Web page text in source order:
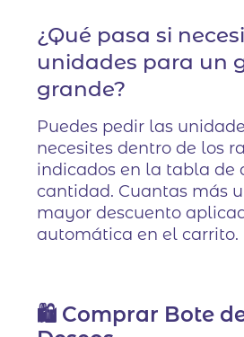
¿Qué pasa si
unidades para un
grande?
Puedes pedir las
necesites dentro de los
indicados en la tabla de
cantidad. Cuantas más
mayor descuento
automática en el carrito.
🛍️ Comprar Bote